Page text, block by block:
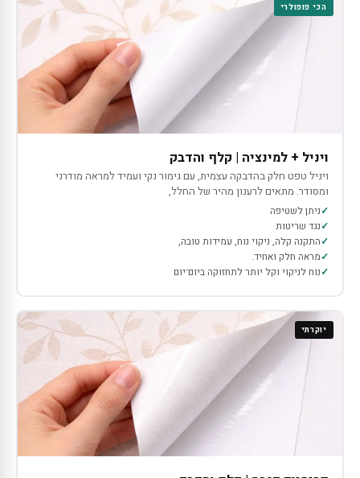
הכי פופולרי
ויניל + למינציה | קלף והדבק
ויניל טפט חלק בהדבקה עצמית, עם גימור נקי ועמיד למראה מודרני
ומסודר. מתאים לרענון מהיר של החלל,
ניתן לשטיפה
נגד שריטות
התקנה קלה, ניקוי נוח, עמידות טובה,
מראה חלק ואחיד.
נוח לניקוי וקל יותר לתחזוקה ביום־יום
יוקרתי